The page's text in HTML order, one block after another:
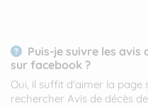
Puis-je suivre les avis
sur facebook ?
Oui, il suffit d'aimer la page
rechercher Avis de décès